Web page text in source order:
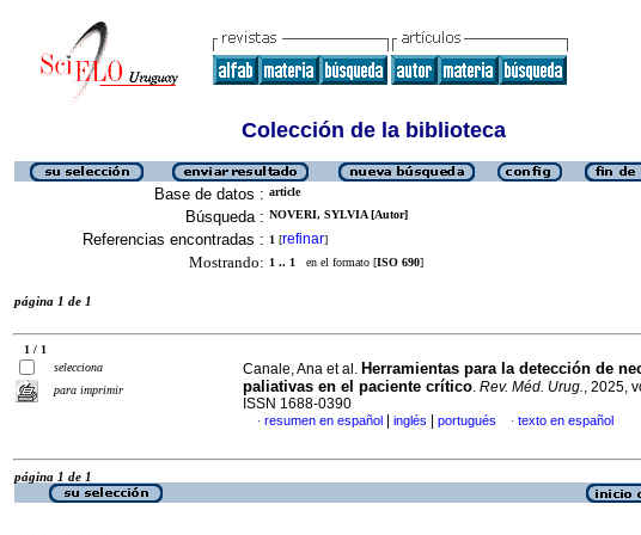
Colección de la biblioteca
Base de datos : article
Búsqueda : NOVERI, SYLVIA [Autor]
Referencias encontradas : 1 [refinar]
Mostrando: 1 .. 1 en el formato [ISO 690]
página 1 de 1
1 / 1
selecciona
para imprimir
Canale, Ana et al. Herramientas para la detección de
paliativas en el paciente crítico. Rev. Méd. Urug., 2025,
ISSN 1688-0390
· resumen en español inglés portugués · texto en español
página 1 de 1